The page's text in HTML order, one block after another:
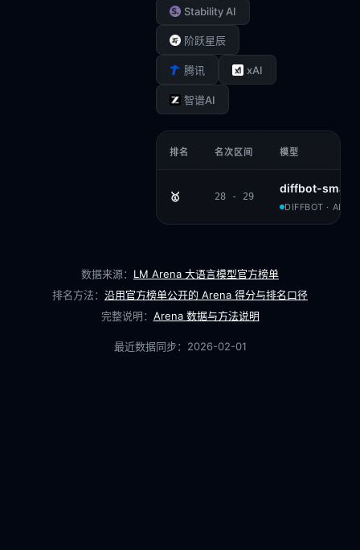
Stability AI
阶跃星辰
腾讯 xAI
智谱AI
排名 名次区间 模型
🥇 28 - 29
diffbot-small-
DIFFBOT ·
数据来源： LM Arena 大语言模型官方榜单
排名方法： 沿用官方榜单公开的 Arena 得分与排名口径
完整说明： Arena 数据与方法说明
最近数据同步： 2026-02-01